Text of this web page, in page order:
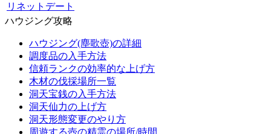
リネットデート
ハウジング攻略
ハウジング(塵歌壺)の詳細
調度品の入手方法
信頼ランクの効率的な上げ方
木材の伐採場所一覧
洞天宝銭の入手方法
洞天仙力の上げ方
洞天形態変更のやり方
周遊する壺の精霊の場所/時間